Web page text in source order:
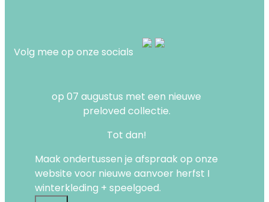
Volg mee op onze socials
op 07 augustus met een nieuwe
preloved collectie.
Tot dan!
Maak ondertussen je afspraak op onze
website voor nieuwe aanvoer herfst I
winterkleding + speelgoed.